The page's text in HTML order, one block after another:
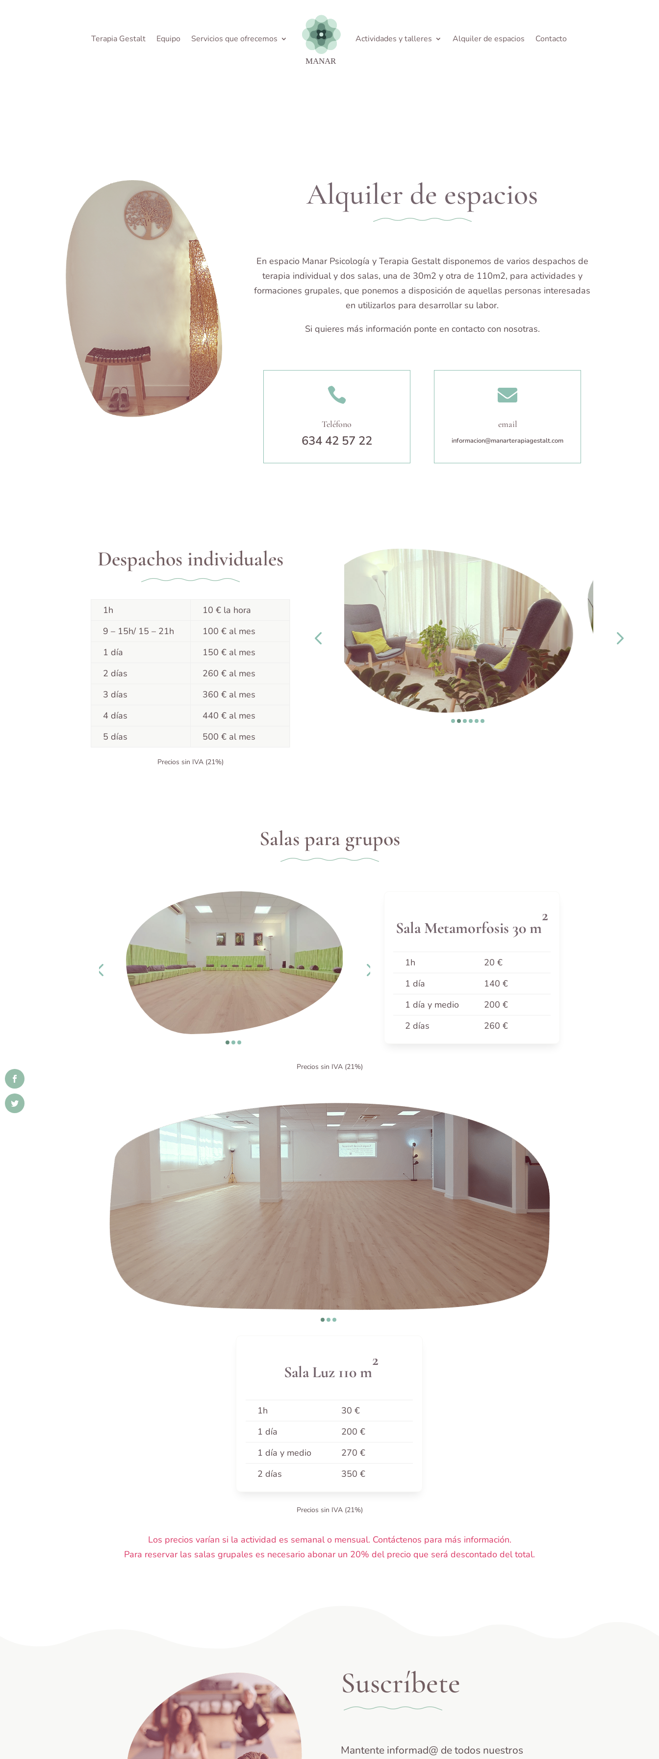
Terapia Gestalt Equipo Servicios que ofrecemos Actividades y talleres Alquiler de espacios Contacto
Alquiler de espacios
En espacio Manar Psicología y Terapia Gestalt disponemos de varios despachos de
terapia individual y dos salas, una de 30m2 y otra de 110m2, para actividades y
formaciones grupales, que ponemos a disposición de aquellas personas interesadas
en utilizarlos para desarrollar su labor.
Si quieres más información ponte en contacto con nosotras.

Teléfono
634 42 57 22

email
informacion@manarterapiagestalt.com
Despachos individuales
1h
10 € la hora
9 – 15h/ 15 – 21h
100 € al mes
1 día
150 € al mes
2 días
260 € al mes
3 días
360 € al mes
4 días
440 € al mes
5 días
500 € al mes
Precios sin IVA (21%)
Salas para grupos
Sala Metamorfosis 30 m
2
1h
20 €
1 día
140 €
1 día y medio
200 €
2 días
260 €
Precios sin IVA (21%)
Sala Luz 110 m
2
1h
30 €
1 día
200 €
1 día y medio
270 €
2 días
350 €
Precios sin IVA (21%)
Los precios varían si la actividad es semanal o mensual. Contáctenos para más información.
Para reservar las salas grupales es necesario abonar un 20% del precio que será descontado del total.
Suscríbete
Mantente informad@ de todos nuestros